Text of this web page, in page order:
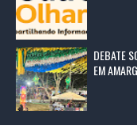
DEBATE
EM